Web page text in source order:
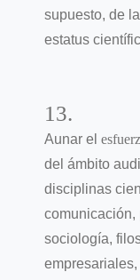
supuesto, de
estatus
13.
Aunar el
del ámbito
disciplinas
comunicación,
sociología,